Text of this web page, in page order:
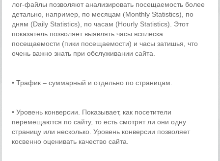
лог-файлы позволяют анализировать посещаемость более
детально, например, по месяцам (Monthly Statistics), по
дням (Daily Statistics), по часам (Hourly Statistics). Этот
показатель позволяет выявлять часы всплеска
посещаемости (пики посещаемости) и часы затишья, что
очень важно знать при обслуживании сайта.
• Трафик – суммарный и отдельно по страницам.
• Уровень конверсии. Показывает, как посетители
перемещаются по сайту, то есть смотрят ли они одну
страницу или несколько. Уровень конверсии позволяет
косвенно оценивать качество сайта.